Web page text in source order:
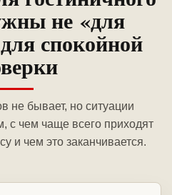
не «для
спокойной
не бывает, но ситуации
с чем чаще всего приходят
и чем это заканчивается.